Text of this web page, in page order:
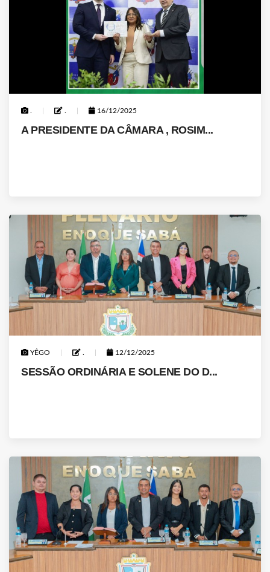
. . 16/12/2025
A PRESIDENTE DA CÂMARA , ROSIM...
YÊGO . 12/12/2025
SESSÃO ORDINÁRIA E SOLENE DO D...